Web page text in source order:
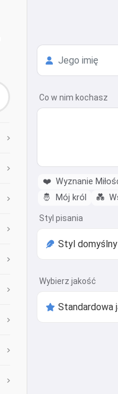
Co w nim kochasz
❤️ Wyznanie
🤴
Mój król 💑
Styl pisania
Wybierz jakość